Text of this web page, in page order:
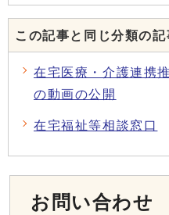
この記事と同じ分類の記
在宅医療・介護連携
の動画の公開
在宅福祉等相談窓口
お問い合わせ